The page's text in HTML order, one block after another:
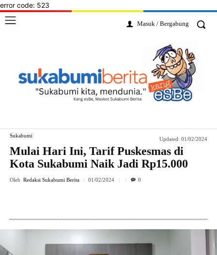
error code: 523
Masuk / Bergabung
Sukabumi
Updated: 01/02/2024
Mulai Hari Ini, Tarif Puskesmas di
Kota Sukabumi Naik Jadi Rp15.000
Oleh Redaksi Sukabumi Berita 01/02/2024 0